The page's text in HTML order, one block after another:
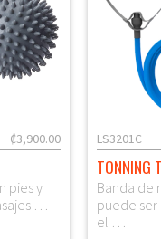
₡3,900.00
pies y
…
LS3201C
TONNING
Banda de
puede
el …